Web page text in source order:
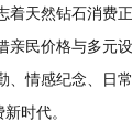
着天然钻石消费
亲民价格与多元
、情感纪念、日
时代。